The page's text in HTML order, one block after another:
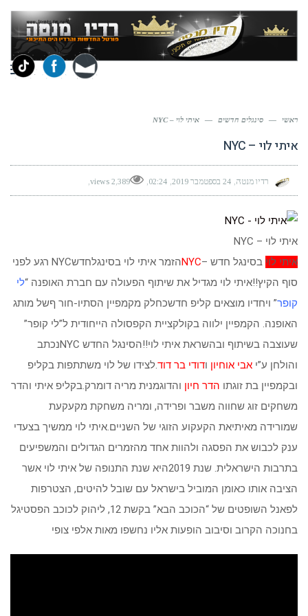
ראשי — סינגלים חדשים — איתי לוי – NYC
איתי לוי – NYC
רדיו מנטה 24 בספטמבר 2019 02:24
2,389 views
איתי לוי – NYC
איתי לוי בסינגל חדש –NYC
הזמר איתי לוי בסינגלחדשNYC רגע לפני
סוף הקיץ!!איתי לוי מגדיל את שיתוף הפעולה עם חברת האופנה “לי
קופר” ויחדיו מוצאים קליפ חדשכחלק מקמפיין הסתיו-חור ףשל מותג
האופנה. הקמפיין ילווה בקולקציית הקפסולה הייחודית ל”לי קופר”
שעוצבה בשיתוף ובהשראת איתי לוי!!הסינגל החדש NYCנכתב
והולחן ע”י אבי אוחיון ודודי בר דוד.לצידו של לוי משתתפות בקליפ
ובקמפיין בת זוגתו הדר חיון והדוגמנית מריה דומרק.בקליפ איתי והדר
משחקים זוג שחווה משבר ופרידה, ומריה משחקת מקעקעת
שמורידה מאיתיאת הקעקוע הזוגי של השניים.איתי לוי ממשיך בצעדי
ענק לכבוש את הפסגה ולהוות אחד מהזמרים הגדולים והמשפיעים
בתרבות הישראלית. שנת 2019היא שנת התנופה של איתי לוי אשר
הציבה אותו כאומן המוביל בישראל עם שובל להיטים, הצטרפות
לפאנל השופטים של “הכוכב הבא” בקשת 12, ליהוק לכוכב הפסטיגל
בחנוכה הקרוב וסיבוב הופעות אליו נחשפו מאות אלפי צופי